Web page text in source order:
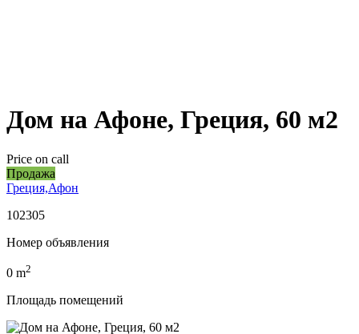
Дом на Афоне, Греция, 60 м2
Price on call
Продажа
Греция,Афон
102305
Номер объявления
0 m2
Площадь помещений